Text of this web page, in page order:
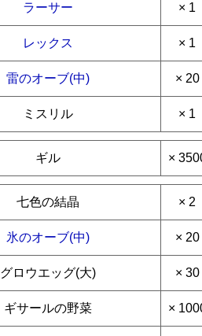
ラーサー × 1
レックス × 1
雷のオーブ(中) × 20
ミスリル × 1
ギル ×
七色の結晶 × 2
氷のオーブ(中) × 20
グロウエッグ(大) × 30
ギサールの野菜 ×